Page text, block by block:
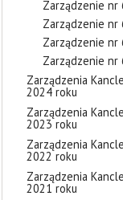
Zarządzenie nr
Zarządzenie nr
Zarządzenie nr
Zarządzenie nr
Zarządzenia
2024 roku
Zarządzenia
2023 roku
Zarządzenia
2022 roku
Zarządzenia
2021 roku